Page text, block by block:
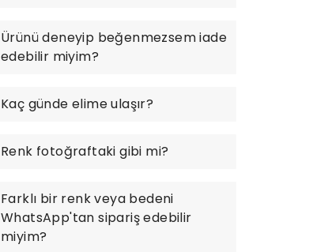
Ürünü deneyip beğenmezsem iade
edebilir miyim?
Kaç günde elime ulaşır?
Renk fotoğraftaki gibi mi?
Farklı bir renk veya bedeni
WhatsApp'tan sipariş edebilir
miyim?